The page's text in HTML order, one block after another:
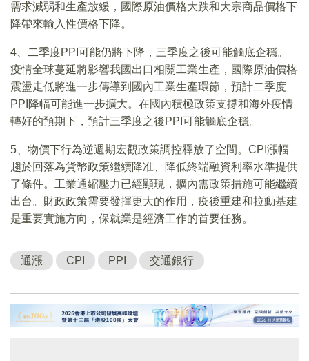
需求減弱和生產放緩，國際原油價格大跌和大宗商品價格下
降帶來輸入性價格下降。
4、二季度PPI可能仍將下降，三季度之後可能觸底企穩。
疫情全球蔓延將影響我國出口相關工業生產，國際原油價格
震盪走低將進一步傳導到國內工業生產環節，預計二季度
PPI降幅可能進一步擴大。在國內積極政策支撐和海外疫情
轉好的預期下，預計三季度之後PPI可能觸底企穩。
5、物價下行為逆週期宏觀政策調控釋放了空間。CPI漲幅
趨於回落為貨幣政策繼續降准、降低終端融資利率水準提供
了條件。工業通縮壓力已經顯現，擴內需政策措施可能繼續
出台。財政政策需要發揮更大的作用，疫後重建和拉動基建
是重要實施方向，保就業是經濟工作的首要任務。
通漲 CPI PPI 交通銀行